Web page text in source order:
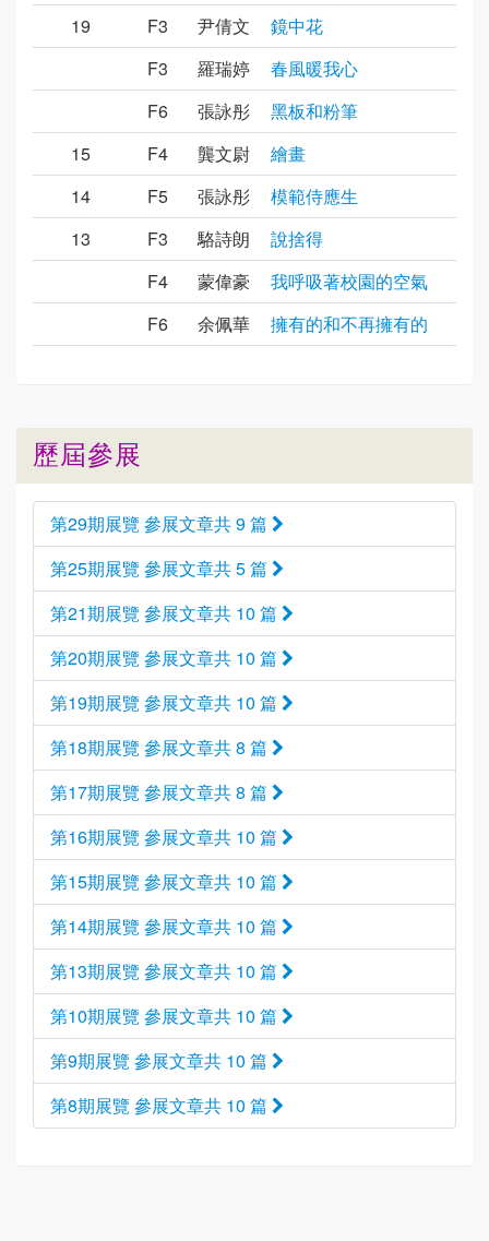
19
F3 尹倩文
鏡中花
F3
羅瑞婷
春風暖我心
F6
張詠彤
黑板和粉筆
15
F4 龔文尉
繪畫
14
F5 張詠彤
模範侍應生
13
F3 駱詩朗
說捨得
F4
蒙偉豪
我呼吸著校園的空氣
F6
余佩華 擁有的和不再擁有的
歷屆參展
第29期展覽 參展文章共 9 篇
第25期展覽 參展文章共 5 篇
第21期展覽 參展文章共 10 篇
第20期展覽 參展文章共 10 篇
第19期展覽 參展文章共 10 篇
第18期展覽 參展文章共 8 篇
第17期展覽 參展文章共 8 篇
第16期展覽 參展文章共 10 篇
第15期展覽 參展文章共 10 篇
第14期展覽 參展文章共 10 篇
第13期展覽 參展文章共 10 篇
第10期展覽 參展文章共 10 篇
第9期展覽 參展文章共 10 篇
第8期展覽 參展文章共 10 篇